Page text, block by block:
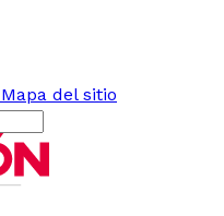
Mapa del sitio